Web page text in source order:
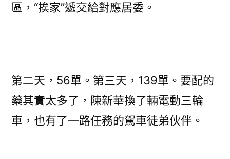
區，“挨家”遞交給對應居委。
第二天，56單。第三天，139單。要配的
藥其實太多了，陳新華換了輛電動三輪
車，也有了一路任務的駕車徒弟伙伴。